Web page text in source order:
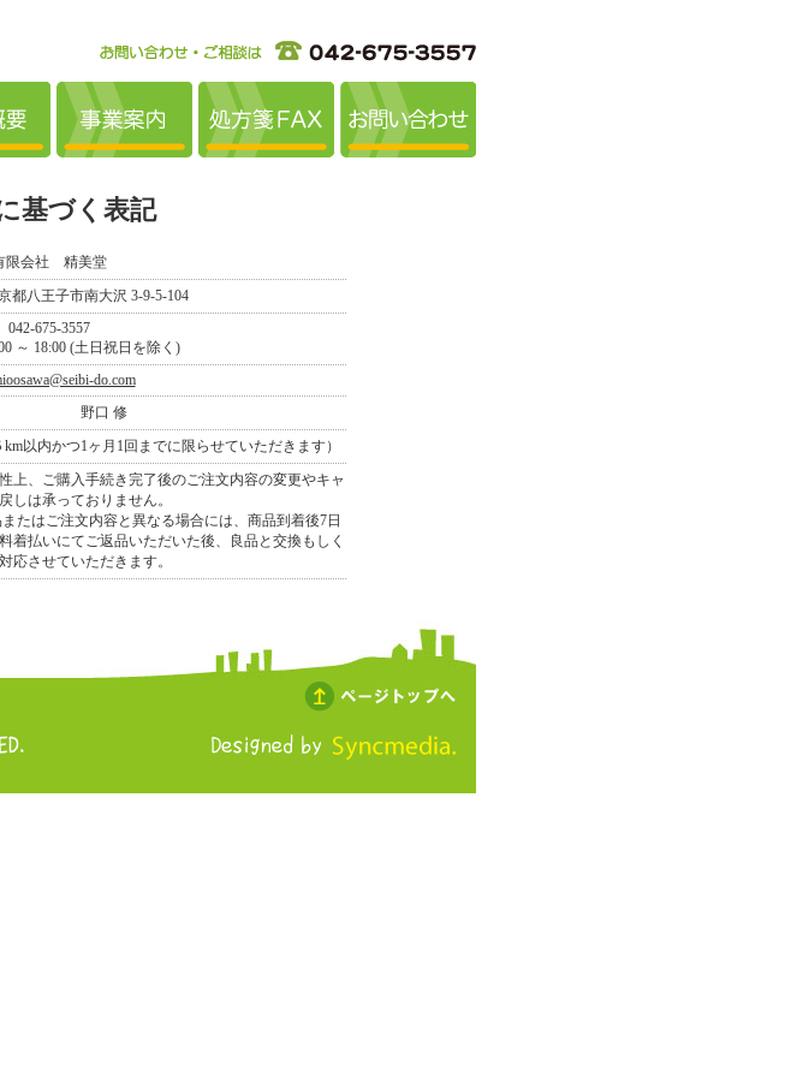
基づく表記
限会社 精美堂
都八王子市南大沢 3-9-5-104
042-675-3557
～ 18:00 (土日祝日を除く)
do.com
野口 修
以内かつ1ヶ月1回までに限らせていただきます）
上、ご購入手続き完了後のご注文内容の変更やキャ
しは承っておりません。
たはご注文内容と異なる場合には、商品到着後7日
着払いにてご返品いただいた後、良品と交換もしく
応させていただきます。